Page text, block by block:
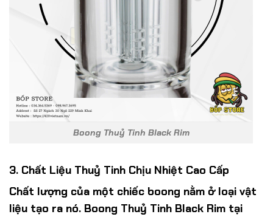
Boong Thuỷ Tinh Black Rim
3. Chất Liệu Thuỷ Tinh Chịu Nhiệt Cao Cấp
Chất lượng của một chiếc boong nằm ở loại vật
liệu tạo ra nó. Boong Thuỷ Tinh Black Rim tại